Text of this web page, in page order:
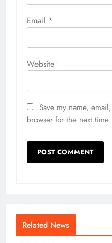
Email *
Website
Save my name,
browser for the next time
Related News